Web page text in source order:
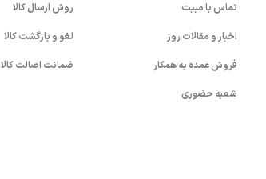
تماس با مبیت
اخبار و مقالات روز
فروش عمده به همکار
شعبه حضوری
روش ارسال کالا
لغو و بازگشت کالا
ضمانت اصالت کالا